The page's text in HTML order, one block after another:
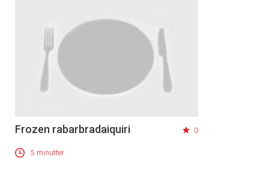
Frozen rabarbradaiquiri 0
5 minutter